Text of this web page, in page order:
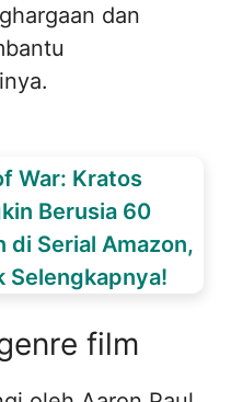
dan
War: Kratos
Berusia 60
di Serial Amazon,
Selengkapnya!
film